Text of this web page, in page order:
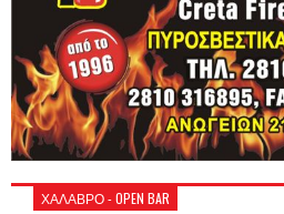
ΧΑΛΑΒΡΟ - OPEN BAR